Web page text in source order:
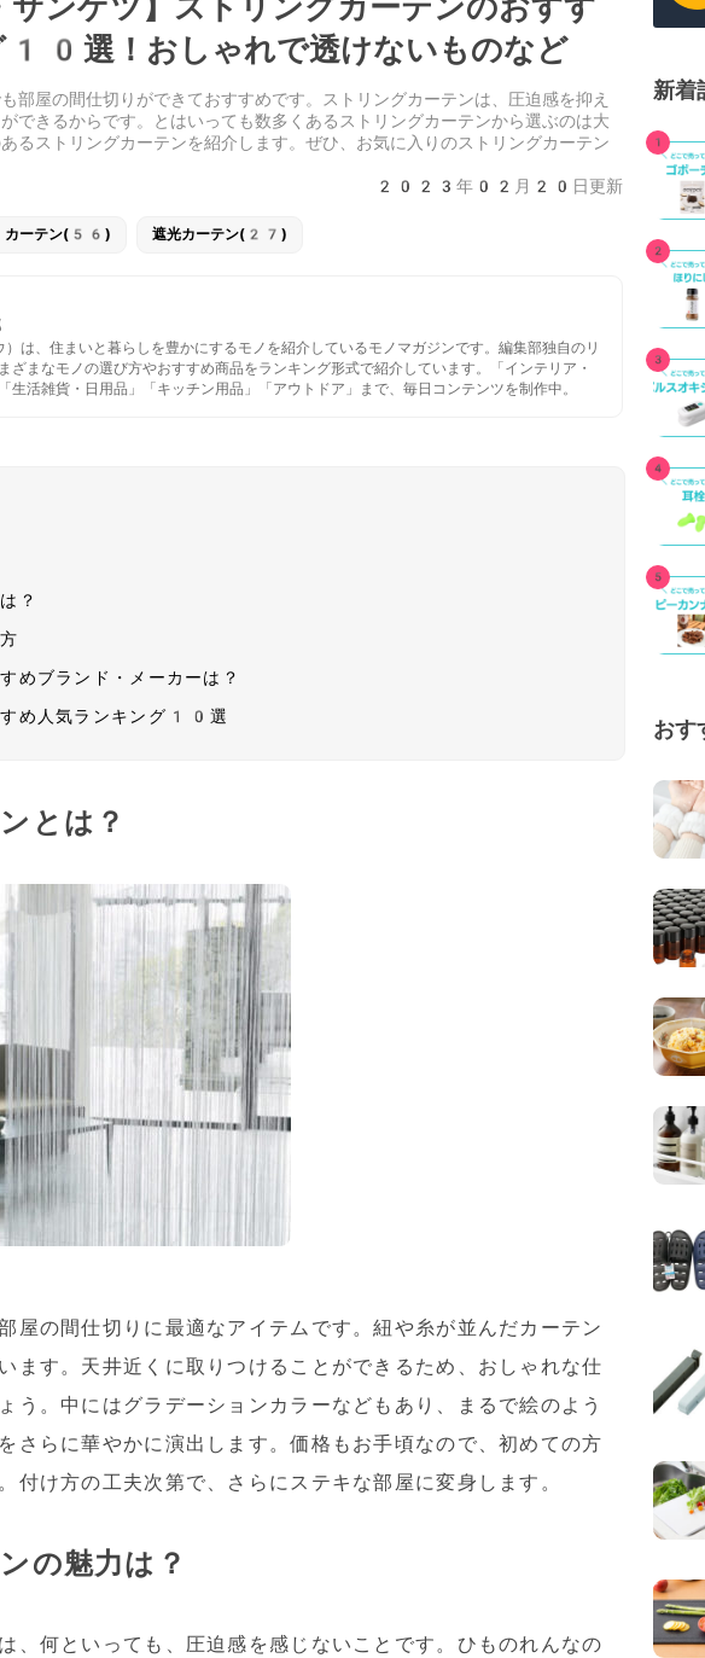
サンゲツ】ストリングカーテンのおすす
10選！おしゃれで透けないものなど
部屋の間仕切りができておすすめです。ストリングカーテンは、圧迫感を抑え
できるからです。とはいっても数多くあるストリングカーテンから選ぶのは大
るストリングカーテンを紹介します。ぜひ、お気に入りのストリングカーテン
2023年02月20日更新
カーテン(56) 遮光カーテン(27)
は、住まいと暮らしを豊かにするモノを紹介しているモノマガジンです。編集部独自のリ
ざまなモノの選び方やおすすめ商品をランキング形式で紹介しています。「インテリア・
生活雑貨・日用品」「キッチン用品」「アウトドア」まで、毎日コンテンツを制作中。
？
めブランド・メーカーは？
すめ人気ランキング10選
とは？
屋の間仕切りに最適なアイテムです。紐や糸が並んだカーテン
ます。天井近くに取りつけることができるため、おしゃれな仕
う。中にはグラデーションカラーなどもあり、まるで絵のよう
さらに華やかに演出します。価格もお手頃なので、初めての方
付け方の工夫次第で、さらにステキな部屋に変身します。
の魅力は？
、何といっても、圧迫感を感じないことです。ひものれんなの
新着
おす